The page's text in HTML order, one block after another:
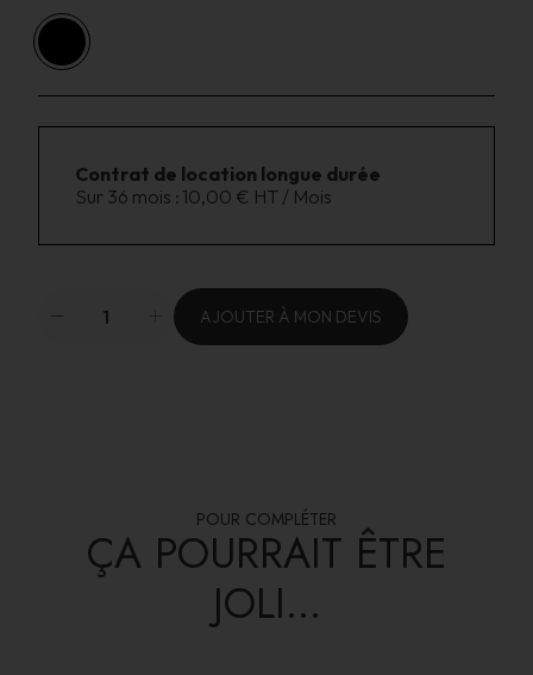
Contrat de location longue durée
Sur 36 mois : 10,00 € HT / Mois
AJOUTER À MON DEVIS
POUR COMPLÉTER
ÇA POURRAIT ÊTRE
JOLI...